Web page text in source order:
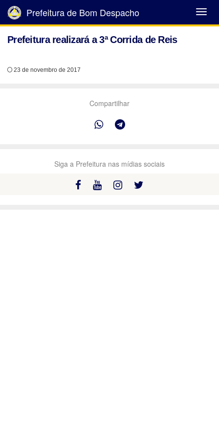
Abrir
Menu
Prefeitura de Bom Despacho
Prefeitura realizará a 3ª Corrida de Reis
23 de novembro de 2017
Compartilhar
Siga a Prefeitura nas mídias sociais